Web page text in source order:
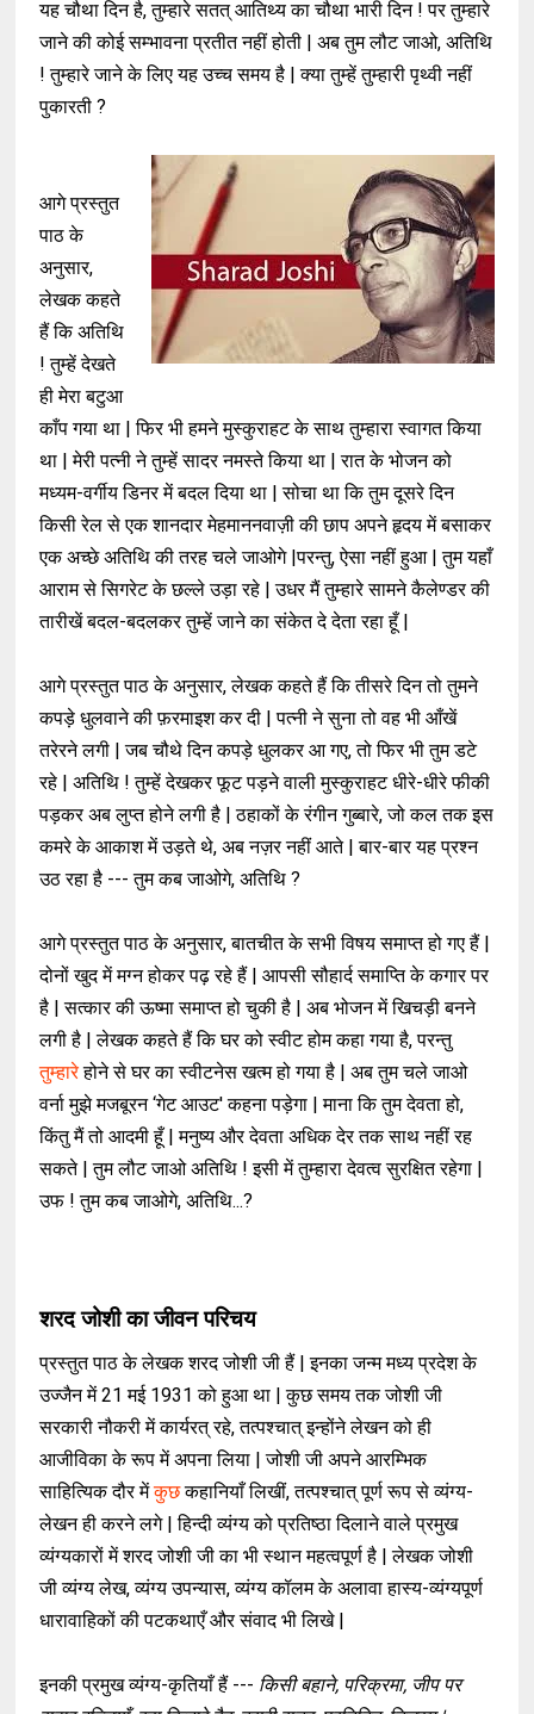
यह चौथा दिन है, तुम्हारे सतत् आतिथ्य का चौथा भारी दिन ! पर तुम्हारे
जाने की कोई सम्भावना प्रतीत नहीं होती | अब तुम लौट जाओ, अतिथि
! तुम्हारे जाने के लिए यह उच्च समय है | क्या तुम्हें तुम्हारी पृथ्वी नहीं
पुकारती ?
आगे प्रस्तुत
पाठ के
अनुसार,
लेखक कहते
हैं किअतिथि
! तुम्हें देखते
ही मेरा बटुआ
काँप गया था |फिर भी हमने मुस्कुराहट के साथ तुम्हारा स्वागत किया
था | मेरी पत्नी ने तुम्हें सादर नमस्ते किया था | रात के भोजन को
मध्यम-वर्गीय डिनर में बदल दिया था | सोचा था कि तुम दूसरे दिन
किसी रेल से एक शानदार मेहमाननवाज़ी की छाप अपने हृदय में बसाकर
एक अच्छे अतिथि की तरह चले जाओगे |परन्तु, ऐसा नहीं हुआ | तुम यहाँ
आराम से सिगरेट के छल्ले उड़ा रहे | उधर मैं तुम्हारे सामने कैलेण्डर की
तारीखें बदल-बदलकर तुम्हें जाने का संकेत दे देता रहा हूँ |
आगे प्रस्तुत पाठ के अनुसार, लेखक कहते हैं कितीसरे दिन तो तुमने
कपड़े धुलवाने की फ़रमाइश कर दी | पत्नी ने सुना तो वह भी आँखें
तरेरने लगी | जब चौथे दिन कपड़े धुलकर आ गए, तो फिर भी तुम डटे
रहे | अतिथि ! तुम्हें देखकर फूट पड़ने वाली मुस्कुराहट धीरे-धीरे फीकी
पड़कर अब लुप्त होने लगी है | ठहाकों के रंगीन गुब्बारे, जो कल तक इस
कमरे के आकाश में उड़ते थे, अब नज़र नहीं आते | बार-बार यह प्रश्न
उठ रहा है --- तुम कब जाओगे, अतिथि ?
आगे प्रस्तुत पाठ के अनुसार, बातचीत के सभी विषय समाप्त हो गए हैं |
दोनों खुद में मग्न होकर पढ़ रहे हैं | आपसी सौहार्द समाप्ति के कगार पर
है | सत्कार की ऊष्मा समाप्त हो चुकी है | अब भोजन में खिचड़ी बनने
लगी है | लेखक कहते हैं कि घर को स्वीट होम कहा गया है, परन्तु
तुम्हारेहोने से घर का स्वीटनेस खत्म हो गया है | अब तुम चले जाओ
वर्ना मुझे मजबूरन ‘गेट आउट' कहना पड़ेगा | माना कि तुम देवता हो,
किंतु मैं तो आदमी हूँ | मनुष्य और देवता अधिक देर तक साथ नहीं रह
सकते | तुम लौट जाओ अतिथि ! इसी में तुम्हारादेवत्व सुरक्षित रहेगा |
उफ ! तुम कब जाओगे, अतिथि...?
शरद जोशी का जीवन परिचय
प्रस्तुत पाठ के लेखक शरद जोशी जी हैं | इनकाजन्म मध्य प्रदेश के
उज्जैन में 21 मई 1931 को हुआ था | कुछ समय तक जोशी जी
सरकारी नौकरी में कार्यरत् रहे, तत्पश्चात् इन्होंने लेखन को ही
आजीविका के रूप में अपना लिया | जोशी जी अपने आरम्भिक
साहित्यिक दौर मेंकुछकहानियाँ लिखीं, तत्पश्चात् पूर्ण रूप से व्यंग्य-
लेखन ही करने लगे | हिन्दी व्यंग्य को प्रतिष्ठा दिलाने वाले प्रमुख
व्यंग्यकारों में शरद जोशी जी का भी स्थान महत्वपूर्ण है | लेखक जोशी
जी व्यंग्य लेख, व्यंग्य उपन्यास, व्यंग्य कॉलम के अलावा हास्य-व्यंग्यपूर्ण
धारावाहिकों की पटकथाएँ और संवाद भी लिखे |
इनकी प्रमुख व्यंग्य-कृतियाँ हैं --- किसी बहाने, परिक्रमा, जीप पर